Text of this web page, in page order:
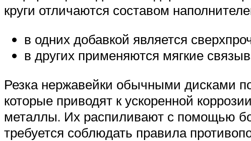
круги отличаются составом
в одних добавкой является
в других применяются мягкие
Резка нержавейки обычными дисками
которые приводят к ускоренной
металлы. Их распиливают с помощью
требуется соблюдать правила